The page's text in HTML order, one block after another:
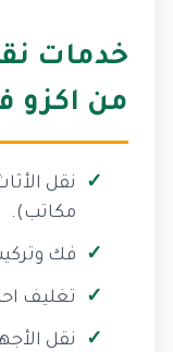
خدمات
من اكزو
نقل
مكاتب).
فك
تغليف
نقل